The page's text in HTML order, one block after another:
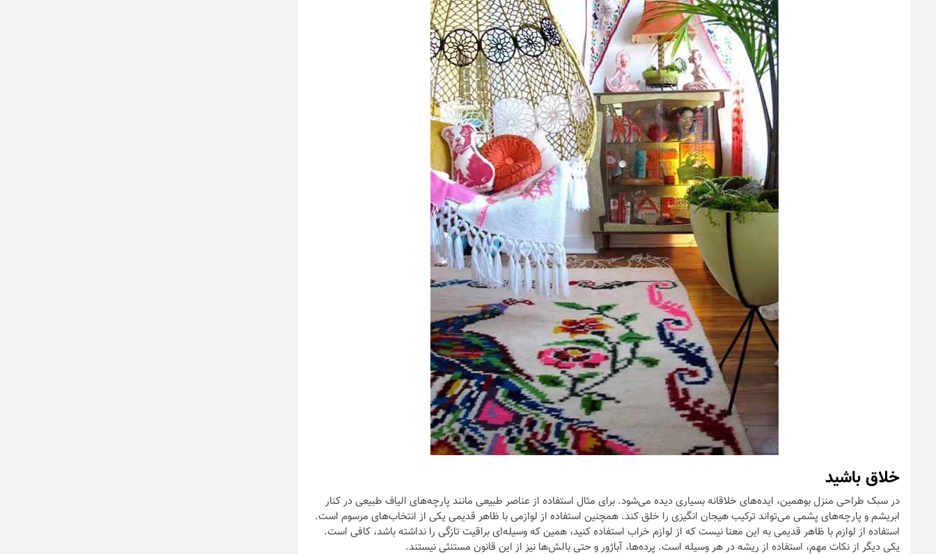
خلاق باشید
در سبک طراحی منزل بوهمین، ایده‌های خلاقانه بسیاری دیده می‌شود. برای مثال استفاده از عناصر طبیعی مانند پارچه‌های الیاف طبیعی در کنار
ابریشم و پارچه‌های پشمی می‌تواند ترکیب هیجان انگیزی را خلق کند. همچنین استفاده از لوازمی با ظاهر قدیمی یکی از انتخاب‌های مرسوم است.
استفاده از لوازم با ظاهر قدیمی به این معنا نیست که از لوازم خراب استفاده کنید، همین که وسیله‌ای براقیت تازگی را نداشته باشد، کافی است.
یکی دیگر از نکات مهم، استفاده از ریشه در هر وسیله است. پرده‌ها، آباژور و حتی بالش‌ها نیز از این قانون مستنثی نیستند.